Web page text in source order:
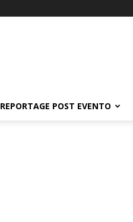
REPORTAGE POST EVENTO